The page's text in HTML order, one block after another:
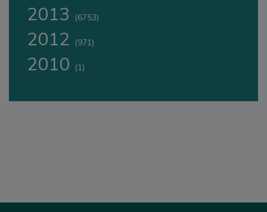
2013 (6753)
2012 (971)
2010 (1)